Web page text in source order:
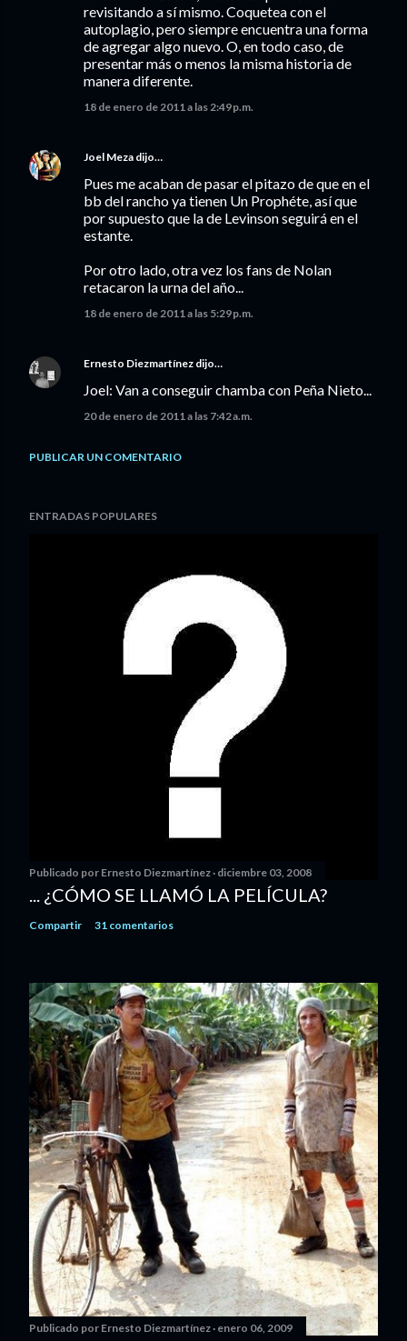
revisitando a sí mismo. Coquetea con el
autoplagio, pero siempre encuentra una forma
de agregar algo nuevo. O, en todo caso, de
presentar más o menos la misma historia de
manera diferente.
18 de enero de 2011 a las 2:49 p.m.
Joel Meza dijo…
Pues me acaban de pasar el pitazo de que en el
bb del rancho ya tienen Un Prophéte, así que
por supuesto que la de Levinson seguirá en el
estante.
Por otro lado, otra vez los fans de Nolan
retacaron la urna del año...
18 de enero de 2011 a las 5:29 p.m.
Ernesto Diezmartínez dijo…
Joel: Van a conseguir chamba con Peña Nieto...
20 de enero de 2011 a las 7:42 a.m.
PUBLICAR UN COMENTARIO
ENTRADAS POPULARES
Publicado por Ernesto Diezmartínez diciembre 03, 2008
... ¿CÓMO SE LLAMÓ LA PELÍCULA?
Compartir 31 comentarios
Publicado por Ernesto Diezmartínez enero 06, 2009